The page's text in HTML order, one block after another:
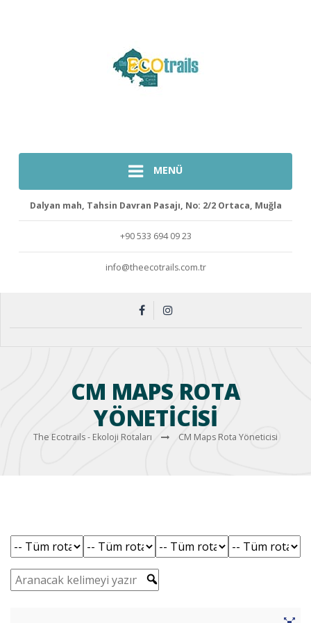
MENÜ
Dalyan mah, Tahsin Davran Pasajı, No: 2/2 Ortaca, Muğla
+90 533 694 09 23
info@theecotrails.com.tr
CM MAPS ROTA
YÖNETICISI
The Ecotrails - Ekoloji Rotaları CM Maps Rota Yöneticisi